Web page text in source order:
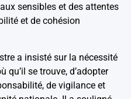
sensibles et des attentes
et de cohésion
a insisté sur la nécessité
qu’il se trouve, d’adopter
de vigilance et